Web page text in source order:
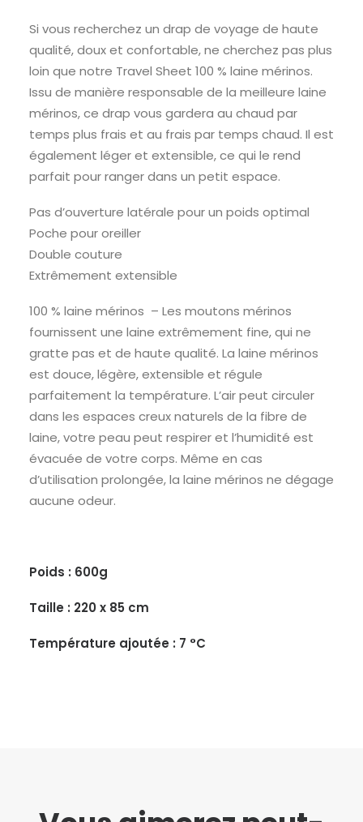
Si vous recherchez un drap de voyage de haute
qualité, doux et confortable, ne cherchez pas plus
loin que notre Travel Sheet 100 % laine mérinos.
Issu de manière responsable de la meilleure laine
mérinos, ce drap vous gardera au chaud par
temps plus frais et au frais par temps chaud. Il est
également léger et extensible, ce qui le rend
parfait pour ranger dans un petit espace.
Pas d’ouverture latérale pour un poids optimal
Poche pour oreiller
Double couture
Extrêmement extensible
100 % laine mérinos – Les moutons mérinos
fournissent une laine extrêmement fine, qui ne
gratte pas et de haute qualité. La laine mérinos
est douce, légère, extensible et régule
parfaitement la température. L’air peut circuler
dans les espaces creux naturels de la fibre de
laine, votre peau peut respirer et l’humidité est
évacuée de votre corps. Même en cas
d’utilisation prolongée, la laine mérinos ne dégage
aucune odeur.
Poids : 600g
Taille : 220 x 85 cm
Température ajoutée : 7 °C